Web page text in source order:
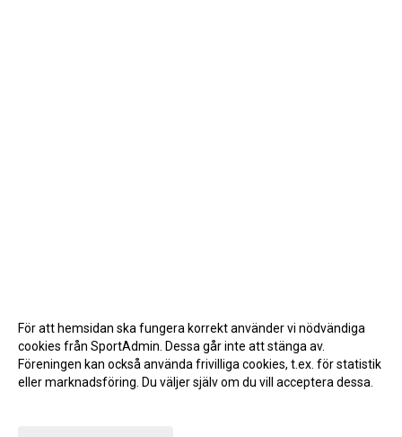
För att hemsidan ska fungera korrekt använder vi nödvändiga
cookies från SportAdmin. Dessa går inte att stänga av.
Föreningen kan också använda frivilliga cookies, t.ex. för statistik
eller marknadsföring. Du väljer själv om du vill acceptera dessa.